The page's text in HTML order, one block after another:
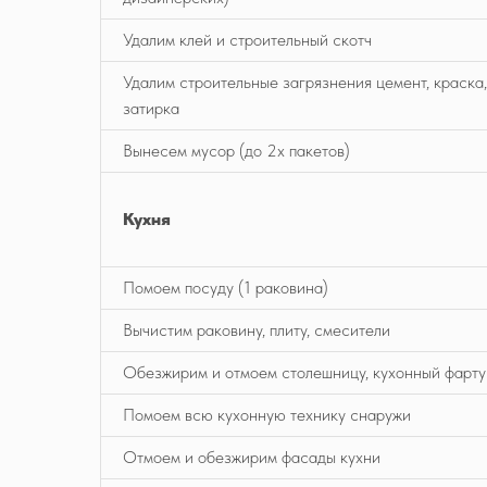
Удалим клей и строительный скотч
Удалим строительные загрязнения цемент, краска,
затирка
Вынесем мусор (до 2х пакетов)
Кухня
Помоем посуду (1 раковина)
Вычистим раковину, плиту, смесители
Обезжирим и отмоем столешницу, кухонный
Помоем всю кухонную технику снаружи
Отмоем и обезжирим фасады кухни